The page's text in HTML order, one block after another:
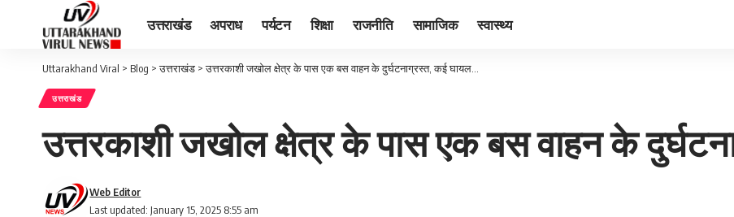
उत्तराखंड अपराध पर्यटन शिक्षा राजनीति सामाजिक स्वास्थ्य
Uttarakhand Viral > Blog >उत्तराखंड >उत्तरकाशी जखोल क्षेत्र के पास एक बस वाहन के दुर्घटनाग्रस्त, कई घायल…
उत्तराखंड
उत्तरकाशी जखोल क्षेत्र के पास एक बस वाहन के
Last updated: January 15, 2025 8:55 am
Web Editor